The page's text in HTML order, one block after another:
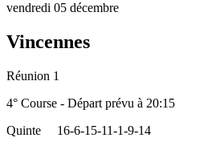
vendredi 05 décembre
Vincennes
Réunion 1
4° Course - Départ prévu à 20:15
Quinte
16-6-15-11-1-9-14